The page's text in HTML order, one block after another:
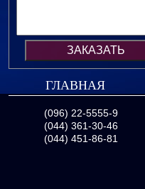
ГЛАВНАЯ
(096) 22-5555-9
(044) 361-30-46
(044) 451-86-81